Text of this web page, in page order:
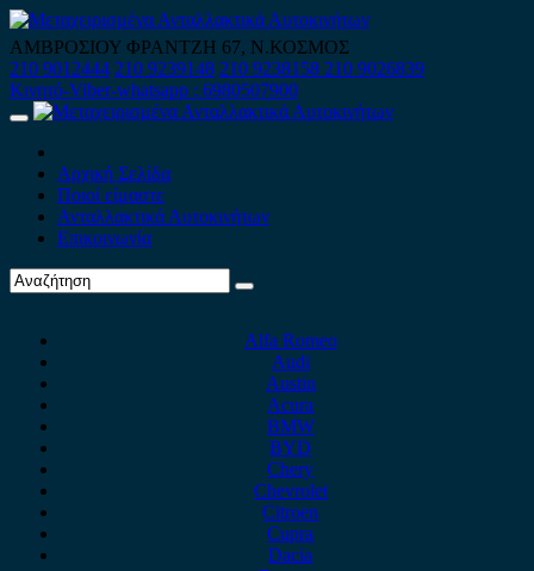
Skip
to
content
ΑΜΒΡΟΣΙΟΥ ΦΡΑΝΤΖΗ 67, Ν.ΚΟΣΜΟΣ
210 9012444 210 9239148 210 9238158 210 9026839
Κινητό-Viber-whatsapp : 6980507900
Primary
Αρχική Σελίδα
Ποιοί είμαστε
Ανταλλακτικά Αυτοκινήτων
Επικοινωνία
Alfa Romeo
Audi
Austin
Acura
BMW
BYD
Chery
Chevrolet
Citroen
Cupra
Dacia